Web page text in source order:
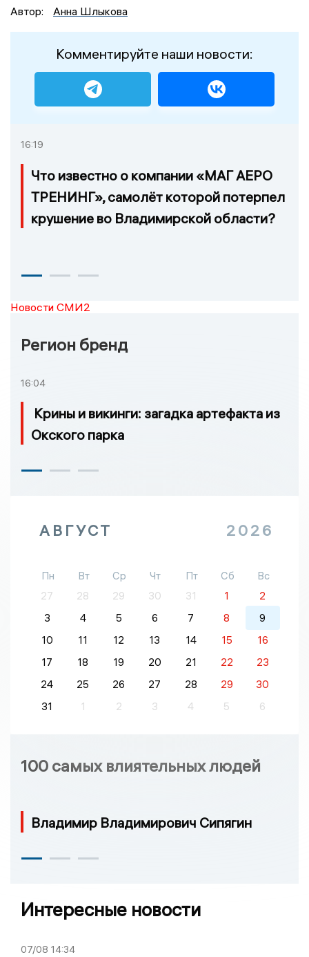
Автор: Анна Шлыкова
Комментируйте наши новости:
16:19
Что известно о компании «МАГ АЕРО
ТРЕНИНГ», самолёт которой потерпел
крушение во Владимирской области?
Новости СМИ2
Регион бренд
16:04
Крины и викинги: загадка артефакта из
Окского парка
АВГУСТ 2026
Пн Вт Ср Чт Пт Сб
Вс
27
28 29 30 31 1
2
3
4 5 6 7 8
9
10
11 12 13 14 15
16
17
18 19 20 21 22
23
24
25 26 27 28 29
30
31
1 2 3 4 5 6
100 самых влиятельных людей
Владимир Владимирович Сипягин
Интересные новости
07/08 14:34